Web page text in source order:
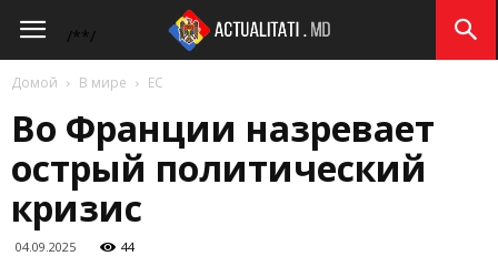
/**/
Actualitati.md
Домой В мире ЕС
Во Франции назревает
острый политический
кризис
04.09.2025 44